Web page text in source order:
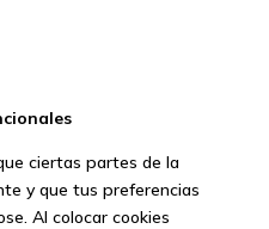
ciertas partes de la
y que tus preferencias
Al colocar cookies